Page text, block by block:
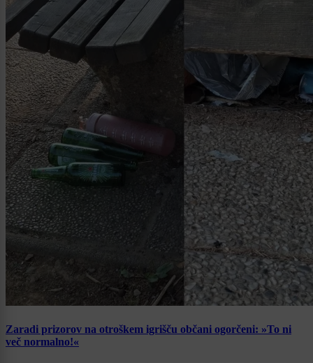
Zaradi prizorov na otroškem igrišču občani ogorčeni: »To ni
več normalno!«